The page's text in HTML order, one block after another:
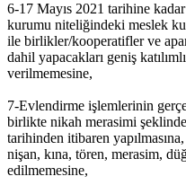
6-17 Mayıs 2021 tarihine
kurumu niteliğindeki meslek
ile birlikler/kooperatifler ve
dahil yapacakları geniş
verilmemesine,
7-Evlendirme işlemlerinin
birlikte nikah merasimi
tarihinden itibaren
nişan, kına, tören, merasim,
edilmemesine,